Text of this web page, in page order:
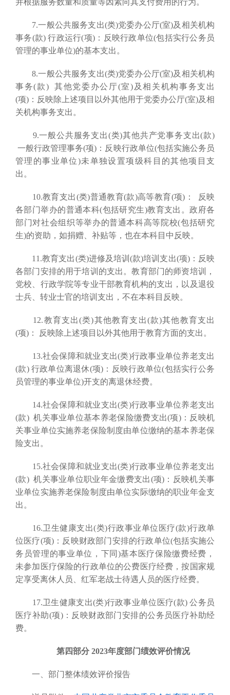
并根据服务数量和质量等因素向其支付费用的行为。
7.一般公共服务支出(类)党委办公厅(室)及相关机构
事务(款) 行政运行(项)：反映行政单位(包括实行公务员
管理的事业单位)的基本支出。
8.一般公共服务支出(类)党委办公厅(室)及相关机构
事务(款) 其他党委办公厅(室)及相关机构事务支出
(项)：反映除上述项目以外其他用于党委办公厅(室)及相
关机构事务支出。
9.一般公共服务支出(类)其他共产党事务支出(款)
一般行政管理事务(项)：反映行政单位(包括实施公务员
管理的事业单位)未单独设置项级科目的其他项目支
出。
10.教育支出(类)普通教育(款)高等教育(项)： 反映
各部门举办的普通本科(包括研究生)教育支出。政府各
部门对社会组织等举办的普通本科高等院校(包括研究
生)的资助，如捐赠、补贴等，也在本科目中反映。
11.教育支出(类)进修及培训(款)培训支出(项)：反映
各部门安排的用于培训的支出。教育部门的师资培训，
党校、行政学院等专业干部教育机构的支出，以及退役
士兵、转业士官的培训支出，不在本科目反映。
12.教育支出(类)其他教育支出(款)其他教育支出
(项)： 反映除上述项目以外其他用于教育方面的支出。
13.社会保障和就业支出(类)行政事业单位养老支出
(款) 行政单位离退休(项)：反映行政单位(包括实行公务
员管理的事业单位)开支的离退休经费。
14.社会保障和就业支出(类)行政事业单位养老支出
(款) 机关事业单位基本养老保险缴费支出(项)：反映机
关事业单位实施养老保险制度由单位缴纳的基本养老保
险支出。
15.社会保障和就业支出(类)行政事业单位养老支出
(款) 机关事业单位职业年金缴费支出(项)：反映机关事
业单位实施养老保险制度由单位实际缴纳的职业年金支
出。
16.卫生健康支出(类)行政事业单位医疗(款)行政单
位医疗(项)：反映财政部门安排的行政单位(包括实施公
务员管理的事业单位，下同)基本医疗保险缴费经费，
未参加医疗保险的行政单位的公费医疗经费，按国家规
定享受离休人员、红军老战士待遇人员的医疗经费。
17.卫生健康支出(类)行政事业单位医疗(款) 公务员
医疗补助(项)：反映财政部门安排的公务员医疗补助经
费。
第四部分 2023年度部门绩效评价情况
一、部门整体绩效评价报告